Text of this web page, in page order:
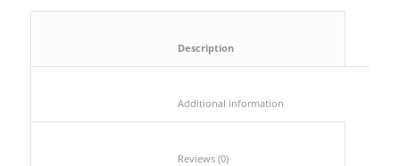
						Description
						Reviews (0)